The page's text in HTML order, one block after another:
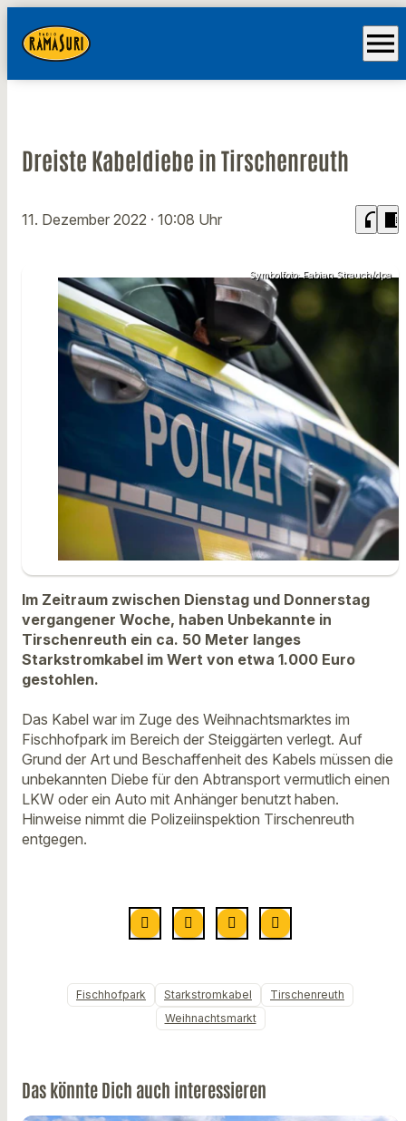
menu
Dreiste Kabeldiebe in Tirschenreuth
11. Dezember 2022 · 10:08 Uhr headphones chrome_reader_mode
Symbolfoto: Fabian Strauch/dpa
Im Zeitraum zwischen Dienstag und Donnerstag
vergangener Woche, haben Unbekannte in
Tirschenreuth ein ca. 50 Meter langes
Starkstromkabel im Wert von etwa 1.000 Euro
gestohlen.
Das Kabel war im Zuge des Weihnachtsmarktes im
Fischhofpark im Bereich der Steiggärten verlegt. Auf
Grund der Art und Beschaffenheit des Kabels müssen die
unbekannten Diebe für den Abtransport vermutlich einen
LKW oder ein Auto mit Anhänger benutzt haben.
Hinweise nimmt die Polizeiinspektion Tirschenreuth
entgegen.
Fischhofpark Starkstromkabel
Tirschenreuth
Weihnachtsmarkt
Das könnte Dich auch interessieren